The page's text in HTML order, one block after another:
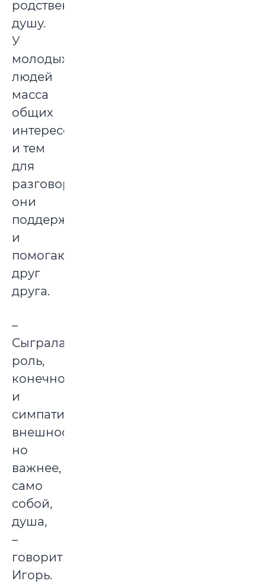
родственную
душу.
У
молодых
людей
масса
общих
интересов
и тем
для
разговора,
они
поддерживают
и
помогают
друг
друга.
–
Сыграла
роль,
конечно,
и
симпатичная
внешность,
но
важнее,
само
собой,
душа,
–
говорит
Игорь.